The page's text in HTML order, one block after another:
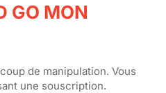
GO MON
de manipulation. Vous
une souscription.